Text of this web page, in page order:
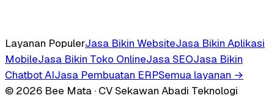
Layanan PopulerJasa Bikin WebsiteJasa Bikin Aplikasi
MobileJasa Bikin Toko OnlineJasa SEOJasa Bikin
Chatbot AIJasa Pembuatan ERPSemua layanan →
© 2026 Bee Mata · CV Sekawan Abadi Teknologi